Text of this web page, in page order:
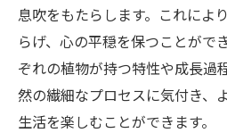
茨城県の自然を楽し
日常生活に観葉植物
観葉植物で感じる茨
身近に自然を感じる
息吹をもたらします。これによ
らげ、心の平穏を保つことがで
ぞれの植物が持つ特性や成長過
然の繊細なプロセスに気付き、
生活を楽しむことができます。